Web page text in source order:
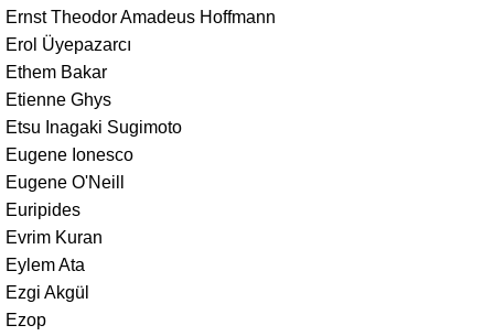
Ernst Theodor Amadeus Hoffmann
Erol Üyepazarcı
Ethem Bakar
Etienne Ghys
Etsu Inagaki Sugimoto
Eugene Ionesco
Eugene O'Neill
Euripides
Evrim Kuran
Eylem Ata
Ezgi Akgül
Ezop